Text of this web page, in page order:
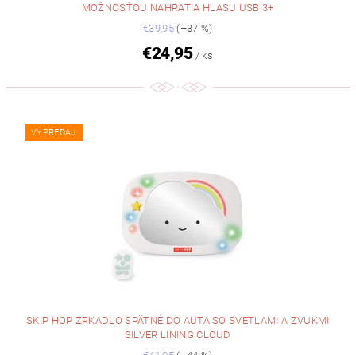
MOŽNOSŤOU NAHRATIA HLASU USB 3+
€39,95(–37 %)
€24,95 / ks
VÝPREDAJ
SKIP HOP ZRKADLO SPÄTNÉ DO AUTA SO SVETLAMI A ZVUKMI
SILVER LINING CLOUD